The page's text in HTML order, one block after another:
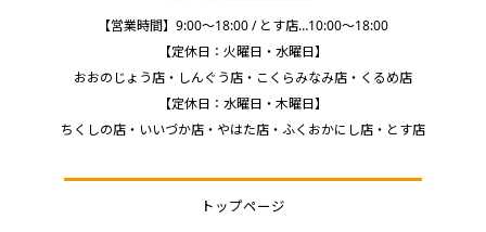
【営業時間】9:00～18:00 / とす店…10:00～18:00
【定休日：火曜日・水曜日】
おおのじょう店・しんぐう店・こくらみなみ店・くるめ店
【定休日：水曜日・木曜日】
ちくしの店・いいづか店・やはた店・ふくおかにし店・とす店
トップページ